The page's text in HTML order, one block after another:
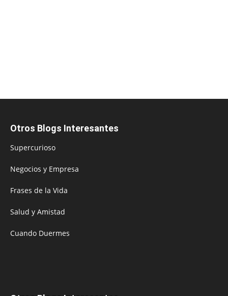
Otros Blogs Interesantes
Supercurioso
Negocios y Empresa
Frases de la Vida
Salud y Amistad
Cuando Duermes